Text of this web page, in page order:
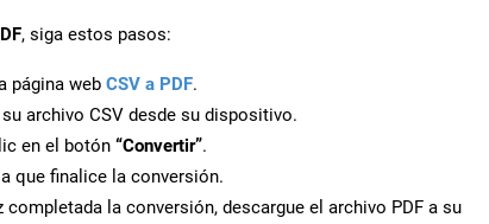
, siga estos pasos:
página web CSV a PDF.
su archivo CSV desde su dispositivo.
en el botón “Convertir”.
que finalice la conversión.
completada la conversión, descargue el archivo PDF a su